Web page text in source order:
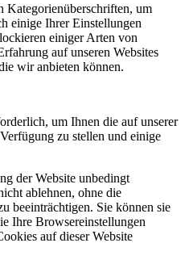
Kategorienüberschriften, um
einige Ihrer Einstellungen
einiger Arten von
auf unseren Websites
wir anbieten können.
um Ihnen die auf unserer
zu stellen und einige
der Website unbedingt
ablehnen, ohne die
beeinträchtigen. Sie können sie
Ihre Browsereinstellungen
auf dieser Website